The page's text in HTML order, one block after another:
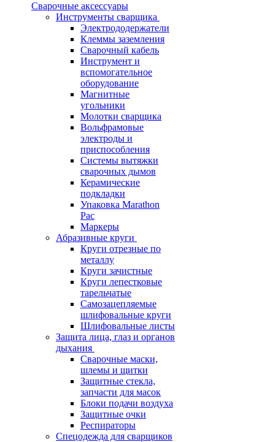
Сварочные аксессуары
Инструменты сварщика
Электрододержатели
Клеммы заземления
Сварочный кабель
Инструмент и
вспомогательное
оборудование
Магнитные
угольники
Молотки сварщика
Вольфрамовые
электроды и
приспособления
Системы вытяжки
сварочных дымов
Керамические
подкладки
Упаковка Marathon
Pac
Маркеры
Абразивные круги
Круги отрезные по
металлу
Круги зачистные
Круги лепестковые
тарельчатые
Самозацепляемые
шлифовальные круги
Шлифовальные листы
Защита лица, глаз и органов
дыхания
Сварочные маски,
шлемы и щитки
Защитные стекла,
запчасти для масок
Блоки подачи воздуха
Защитные очки
Респираторы
Спецодежда для сварщиков